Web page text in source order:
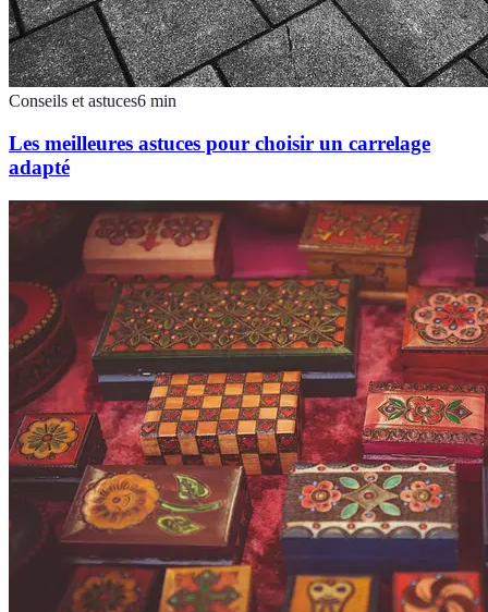
Conseils et astuces6 min
Les meilleures astuces pour choisir un carrelage
adapté